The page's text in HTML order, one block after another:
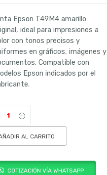
Epson T49M4 amarillo
ideal para impresiones a
con tonos precisos y
en gráficos, imágenes y
Compatible con
Epson indicados por el
AL CARRITO
COTIZACIÓN VÍA WHATSAPP